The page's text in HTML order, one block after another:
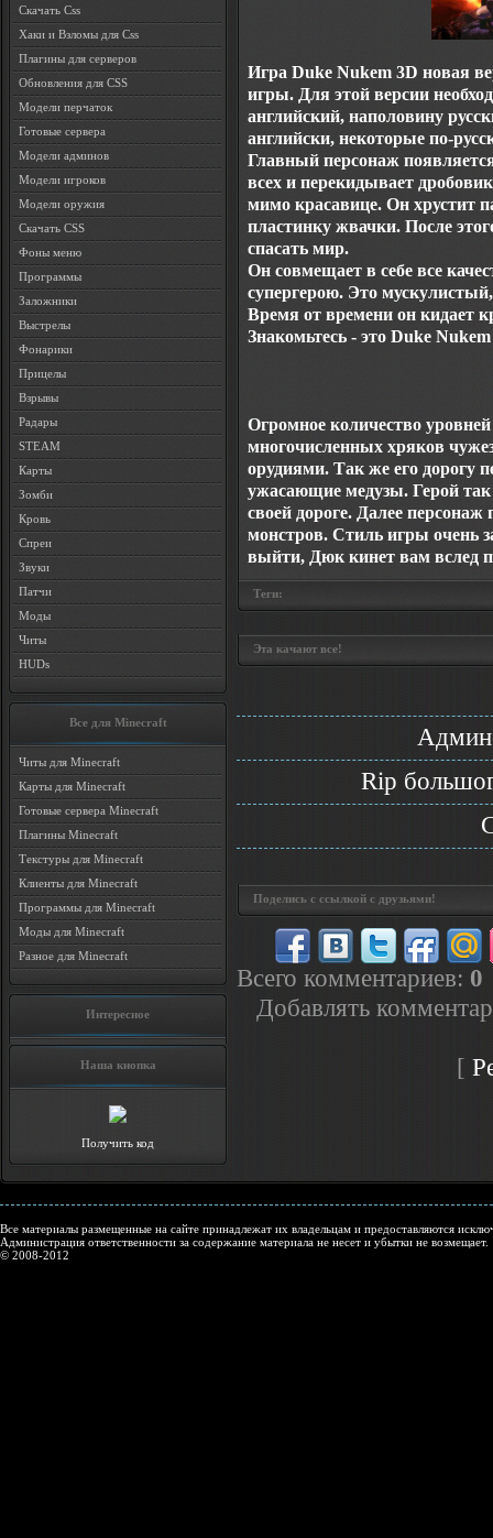
Скачать Css
Хаки и Взломы для Css
Плагины для серверов
Обновления для CSS
Модели перчаток
Готовые сервера
Модели админов
Модели игроков
Модели оружия
Скачать CSS
Фоны меню
Программы
Заложники
Выстрелы
Фонарики
Прицелы
Взрывы
Радары
STEAM
Карты
Зомби
Кровь
Спреи
Звуки
Патчи
Моды
Читы
HUDs
Все для Minecraft
Читы для Minecraft
Карты для Minecraft
Готовые сервера Minecraft
Плагины Minecraft
Текстуры для Minecraft
Клиенты для Minecraft
Программы для Minecraft
Моды для Minecraft
Разное для Minecraft
Интересное
Наша кнопка
Получить код
Игра Duke Nukem 3D новая
игры. Для этой версии
английский, наполовину
английски, некоторые по-
Главный персонаж
всех и перекидывает
мимо красавице. Он хрустит
пластинку жвачки. После
спасать мир.
Он совмещает в себе все
супергерою. Это
Время от времени он кидает
Знакомьтесь - это Duke
Огромное количество
многочисленных хряков
орудиями. Так же его дорогу
ужасающие медузы. Герой так
своей дороге. Далее
монстров. Стиль игры очень
выйти, Дюк кинет вам вслед
Теги:
Эта качают все!
Rip
Поделись с ссылкой с друзьями!
Всего комментариев: 0
Добавлять
[
Все материалы размещенные на сайте принадлежат их владельцам и предоставляются
Администрация ответственности за содержание материала не несет и убытки не возмещает.
© 2008-2012